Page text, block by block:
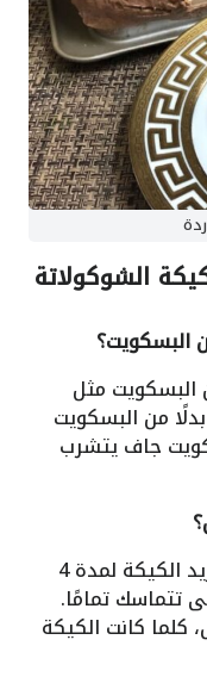
الشوكولاتة
البسكويت مثل
من البسكويت
جاف يتشرب
للحصول على أفضل نتائج، يُفضل تبريد الكيكة لمدة 4
تتماسك تمامًا.
كلما كانت الكيكة